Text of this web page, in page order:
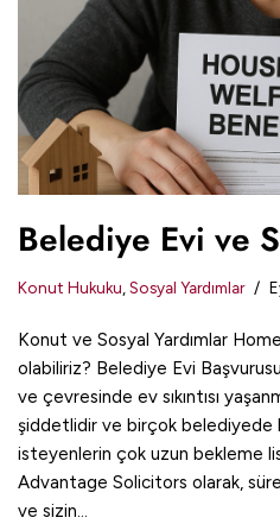
Belediye Evi ve
Konut Hukuku,Sosyal Yardımlar
Konut ve Sosyal Yardımlar
olabiliriz? Belediye Evi
ve çevresinde ev sıkıntısı
şiddetlidir ve birçok belediyede
isteyenlerin çok uzun bekleme
Advantage Solicitors olarak,
ve sizin…